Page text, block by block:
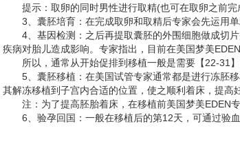
提示：取卵的同时男性进行取精(也可在取卵之前
3、囊胚培育：在完成取卵和取精后专家会先运用
4、基因检测：之后再提取囊胚的外围细胞做成切
疾病对胎儿造成影响。专家指出，目前在美国梦美
所以，通常从开始促排到移植一般是需要【22-31
5、囊胚移植：在美国试管专家通常都是进行冻胚
其解冻移植到子宫内合适的位置，使之顺利着床，提高
注：为了提高胚胎着床，在移植前美国梦美EDEN
6、验孕回国：一般在移植后的第12天，可通过验